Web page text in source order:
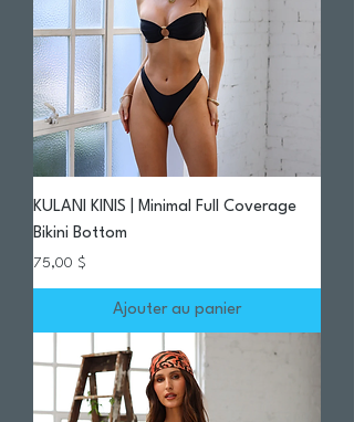
KULANI KINIS | Minimal Full Coverage
Bikini Bottom
Prix
75,00 $
Ajouter au panier